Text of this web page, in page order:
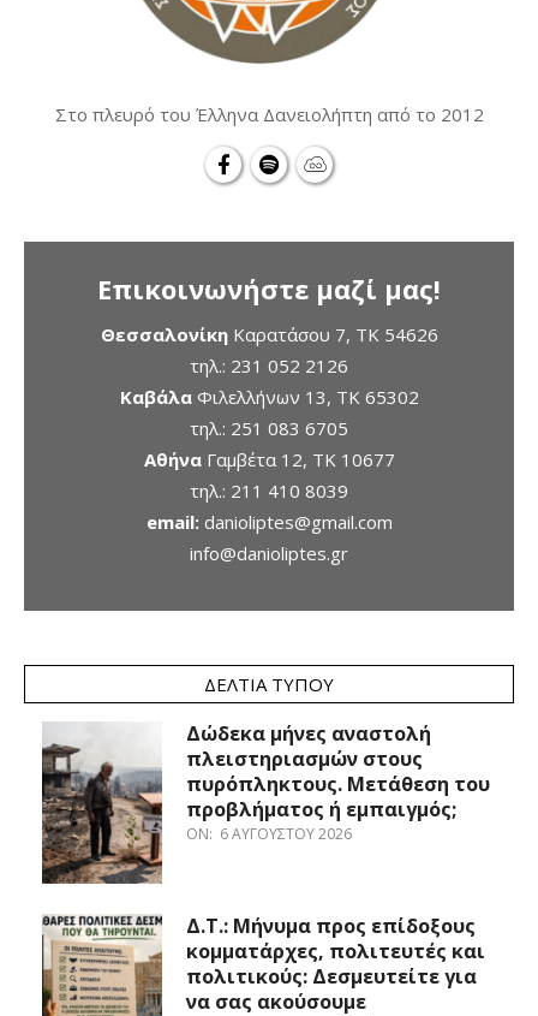
Στο πλευρό του Έλληνα Δανειολήπτη από το 2012
Επικοινωνήστε μαζί μας!
ΘεσσαλονίκηΚαρατάσου 7, TK 54626
τηλ.: 231 052 2126
ΚαβάλαΦιλελλήνων 13, ΤΚ 65302
τηλ.: 251 083 6705
ΑθήναΓαμβέτα 12, ΤΚ 10677
τηλ.: 211 410 8039
email: danioliptes@gmail.com
info@danioliptes.gr
ΔΕΛΤΊΑ ΤΎΠΟΥ
Δώδεκα μήνες αναστολή
πλειστηριασμών στους
πυρόπληκτους. Μετάθεση του
προβλήματος ή εμπαιγμός;
ON: 6 ΑΥΓΟΎΣΤΟΥ 2026
Δ.Τ.: Μήνυμα προς επίδοξους
κομματάρχες, πολιτευτές και
πολιτικούς: Δεσμευτείτε για
να σας ακούσουμε